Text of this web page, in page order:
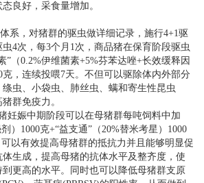
良好，采食量增加。
，对猪群的驱虫做详细记录，施行4+1驱
4次，每3个月1次，商品猪在保育阶段驱虫
”（0.2%伊维菌素+5%芬苯达唑+长效缓释因
克，连续投喂7天。不但可以驱除体内外部分
虫、小袋虫、肺丝虫、螨和寄生性昆虫
群免疫力。
娠中期阶段可以在母猪群每吨饲料中加
）1000克+“益支通”（20%替米考星）1000
以有效提高母猪群的抵抗力并且能够明显促
生成，提高母猪的抗体水平及整齐度，使
更高的水平。同时也可以降低母猪群支原